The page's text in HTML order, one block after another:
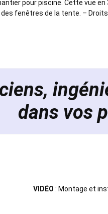
pour piscine. Cette vue
fenêtres de la tente. – Droits
dans vos
VIDÉO : Montage et